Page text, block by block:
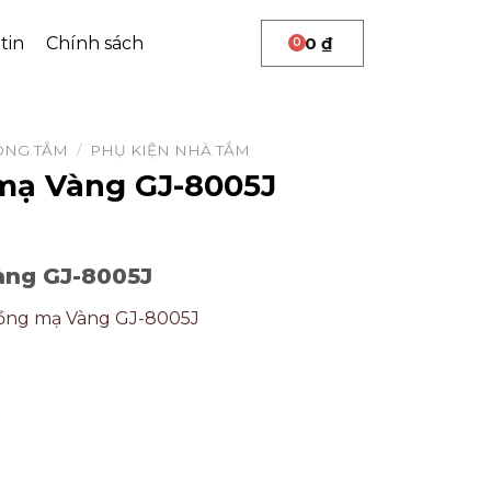
Chính sách 0 ₫
0
TẮM / PHỤ KIỆN NHÀ TẮM
Vàng GJ-8005J
GJ-8005J
mạ Vàng GJ-8005J